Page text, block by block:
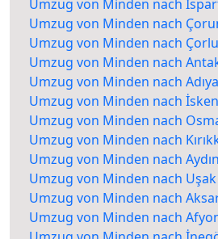
Umzug von Minden nach
Umzug von Minden nach
Umzug von Minden nach Çorlu
Umzug von Minden nach
Umzug von Minden nach
Umzug von Minden nach
Umzug von Minden nach
Umzug von Minden nach
Umzug von Minden nach Aydın
Umzug von Minden nach Uşak
Umzug von Minden nach
Umzug von Minden nach